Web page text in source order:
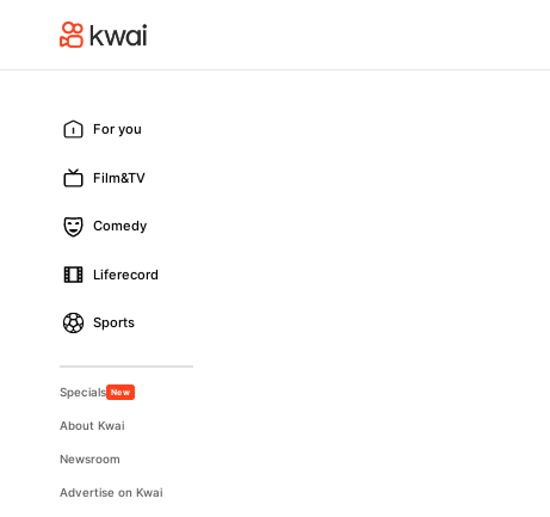
For you
Film&TV
Comedy
Liferecord
Sports
Specials New
About Kwai
Newsroom
Advertise on Kwai